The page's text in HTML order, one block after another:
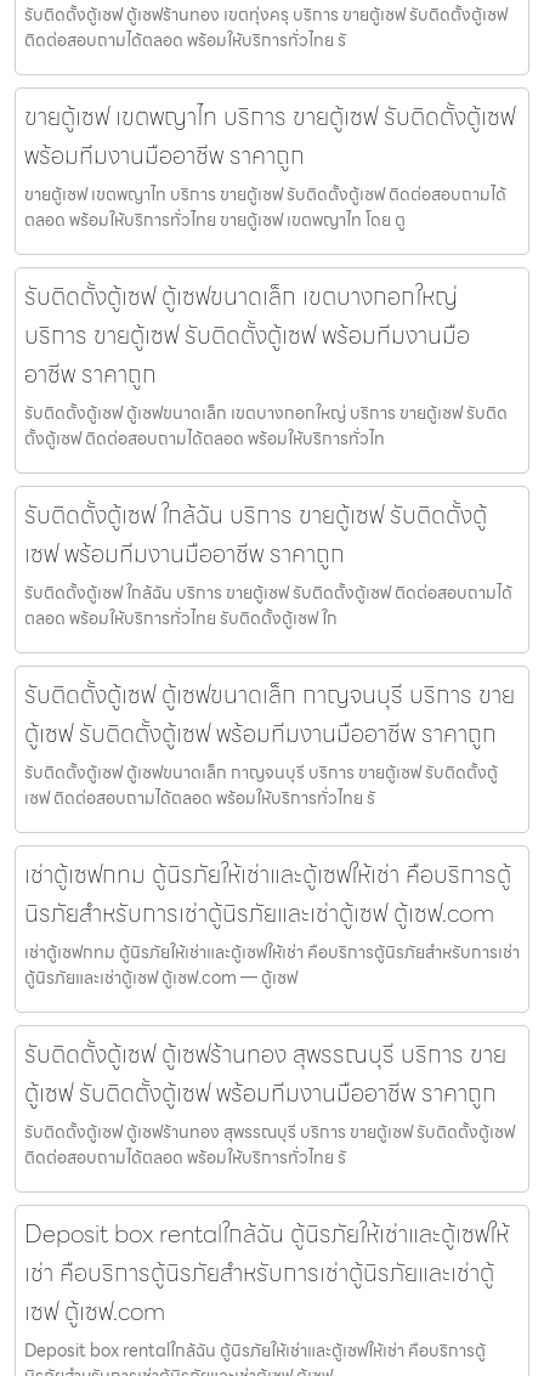
รับติดตั้งตู้เซฟ ตู้เซฟร้านทอง เขตทุ่งครุ บริการ ขายตู้เซฟ รับติดตั้งตู้เซฟ
ติดต่อสอบถามได้ตลอด พร้อมให้บริการทั่วไทย รั
ขายตู้เซฟ เขตพญาไท บริการ ขายตู้เซฟ รับติดตั้งตู้เซฟ
พร้อมทีมงานมืออาชีพ ราคาถูก
ขายตู้เซฟ เขตพญาไท บริการ ขายตู้เซฟ รับติดตั้งตู้เซฟ ติดต่อสอบถามได้
ตลอด พร้อมให้บริการทั่วไทย ขายตู้เซฟ เขตพญาไท โดย ตู
รับติดตั้งตู้เซฟ ตู้เซฟขนาดเล็ก เขตบางกอกใหญ่
บริการ ขายตู้เซฟ รับติดตั้งตู้เซฟ พร้อมทีมงานมือ
อาชีพ ราคาถูก
รับติดตั้งตู้เซฟ ตู้เซฟขนาดเล็ก เขตบางกอกใหญ่ บริการ ขายตู้เซฟ รับติด
ตั้งตู้เซฟ ติดต่อสอบถามได้ตลอด พร้อมให้บริการทั่วไท
รับติดตั้งตู้เซฟ ใกล้ฉัน บริการ ขายตู้เซฟ รับติดตั้งตู้
เซฟ พร้อมทีมงานมืออาชีพ ราคาถูก
รับติดตั้งตู้เซฟ ใกล้ฉัน บริการ ขายตู้เซฟ รับติดตั้งตู้เซฟ ติดต่อสอบถามได้
ตลอด พร้อมให้บริการทั่วไทย รับติดตั้งตู้เซฟ ใก
รับติดตั้งตู้เซฟ ตู้เซฟขนาดเล็ก กาญจนบุรี บริการ ขาย
ตู้เซฟ รับติดตั้งตู้เซฟ พร้อมทีมงานมืออาชีพ ราคาถูก
รับติดตั้งตู้เซฟ ตู้เซฟขนาดเล็ก กาญจนบุรี บริการ ขายตู้เซฟ รับติดตั้งตู้
เซฟ ติดต่อสอบถามได้ตลอด พร้อมให้บริการทั่วไทย รั
เช่าตู้เซฟกทม ตู้นิรภัยให้เช่าและตู้เซฟให้เช่า คือบริการตู้
นิรภัยสำหรับการเช่าตู้นิรภัยและเช่าตู้เซฟ ตู้เซฟ.com
เช่าตู้เซฟกทม ตู้นิรภัยให้เช่าและตู้เซฟให้เช่า คือบริการตู้นิรภัยสำหรับการเช่า
ตู้นิรภัยและเช่าตู้เซฟ ตู้เซฟ.com — ตู้เซฟ
รับติดตั้งตู้เซฟ ตู้เซฟร้านทอง สุพรรณบุรี บริการ ขาย
ตู้เซฟ รับติดตั้งตู้เซฟ พร้อมทีมงานมืออาชีพ ราคาถูก
รับติดตั้งตู้เซฟ ตู้เซฟร้านทอง สุพรรณบุรี บริการ ขายตู้เซฟ รับติดตั้งตู้เซฟ
ติดต่อสอบถามได้ตลอด พร้อมให้บริการทั่วไทย รั
Deposit box rentalใกล้ฉัน ตู้นิรภัยให้เช่าและตู้เซฟให้
เช่า คือบริการตู้นิรภัยสำหรับการเช่าตู้นิรภัยและเช่าตู้
เซฟ ตู้เซฟ.com
Deposit box rentalใกล้ฉัน ตู้นิรภัยให้เช่าและตู้เซฟให้เช่า คือบริการตู้